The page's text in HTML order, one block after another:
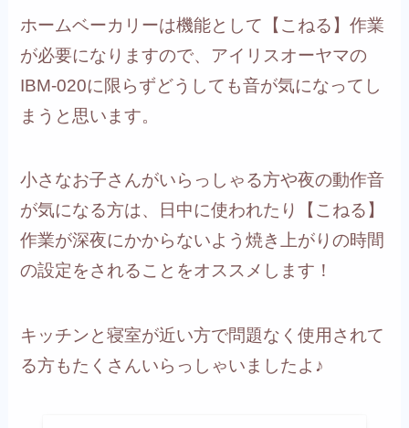
ホームベーカリーは機能として【こねる】作業
が必要になりますので、アイリスオーヤマの
IBM-020に限らずどうしても音が気になってし
まうと思います。
小さなお子さんがいらっしゃる方や夜の動作音
が気になる方は、日中に使われたり【こねる】
作業が深夜にかからないよう焼き上がりの時間
の設定をされることをオススメします！
キッチンと寝室が近い方で問題なく使用されて
る方もたくさんいらっしゃいましたよ♪